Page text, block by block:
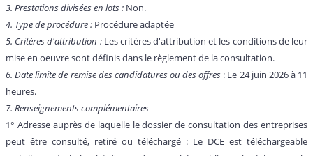
3. Prestations divisées en lots : Non.
4. Type de procédure : Procédure adaptée
5. Critères d'attribution :Les critères d'attribution et les conditions de leur
mise en oeuvre sont définis dans le règlement de la consultation.
6. Date limite de remise des candidatures ou des offres : Le 24 juin 2026 à 11
heures.
7. Renseignements complémentaires
1° Adresse auprès de laquelle le dossier de consultation des entreprises
peut être consulté, retiré ou téléchargé : Le DCE est téléchargeable